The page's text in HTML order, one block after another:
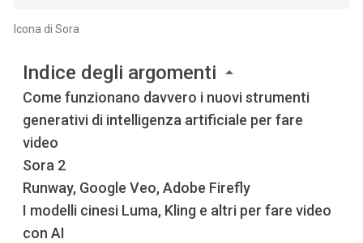
Icona di Sora
Indice degli argomenti
Come funzionano davvero i nuovi strumenti
generativi di intelligenza artificiale per fare
video
Sora 2
Runway, Google Veo, Adobe Firefly
I modelli cinesi Luma, Kling e altri per fare video
con AI